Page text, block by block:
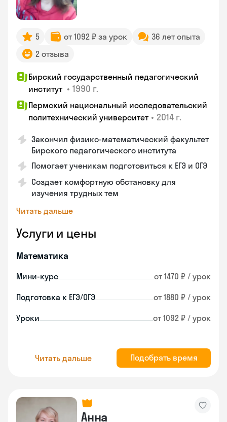
5 от 1092 ₽ за урок
36 лет опыта
2 отзыва
Бирский государственный педагогический
институт • 1990 г.
Пермский национальный исследовательский
политехнический университет • 2014 г.
Закончил физико-математический факультет
Бирского педагогического института
Помогает ученикам подготовиться к ЕГЭ и ОГЭ
Создает комфортную обстановку для
изучения трудных тем
Читать дальше
Услуги и цены
Математика
Мини-курс от 1470 ₽ / урок
Подготовка к ЕГЭ/ОГЭ от 1880 ₽ / урок
Уроки от 1092 ₽ / урок
Читать дальше Подобрать время
Анна